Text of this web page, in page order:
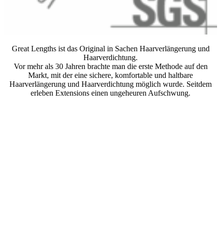
Great Lengths ist das Original in Sachen Haarverlängerung und
Haarverdichtung.
Vor mehr als 30 Jahren brachte man die erste Methode auf den
Markt, mit der eine sichere, komfortable und haltbare
Haarverlängerung und Haarverdichtung möglich wurde. Seitdem
erleben Extensions einen ungeheuren Aufschwung.